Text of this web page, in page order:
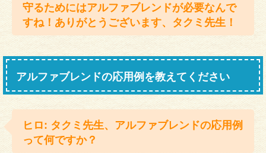
守るためにはアルファブレンドが必要なんで
すね！ありがとうございます、タクミ先生！
アルファブレンドの応用例を教えてください
ヒロ: タクミ先生、アルファブレンドの応用例
って何ですか？